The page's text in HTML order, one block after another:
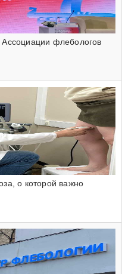
флебологов
о которой важно